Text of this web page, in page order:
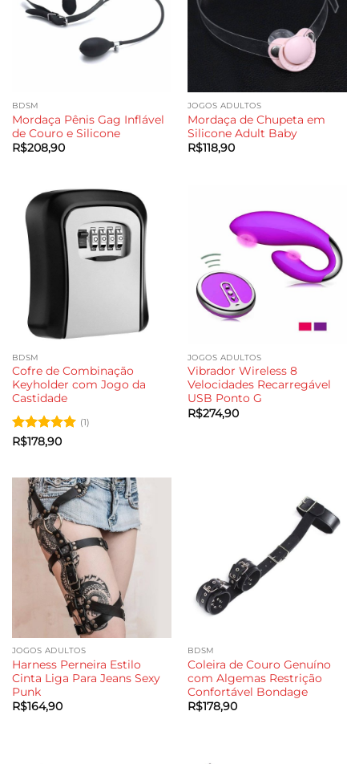
BDSM
Mordaça Pênis Gag Inflável
de Couro e Silicone
R$208,90
JOGOS ADULTOS
Mordaça de Chupeta em
Silicone Adult Baby
R$118,90
BDSM
Cofre de Combinação
Keyholder com Jogo da
Castidade
Avaliação
(1)
R$178,90
JOGOS ADULTOS
Vibrador Wireless 8
Velocidades Recarregável
USB Ponto G
R$274,90
JOGOS ADULTOS
Harness Perneira Estilo
Cinta Liga Para Jeans Sexy
Punk
R$164,90
BDSM
Coleira de Couro Genuíno
com Algemas Restrição
Confortável Bondage
R$178,90